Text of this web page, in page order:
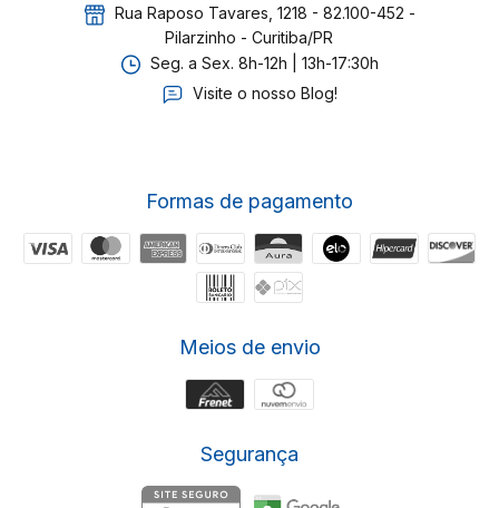
Rua Raposo Tavares, 1218 - 82.100-452 -
Pilarzinho - Curitiba/PR
Seg. a Sex. 8h-12h | 13h-17:30h
Visite o nosso Blog!
Formas de pagamento
Meios de envio
Segurança